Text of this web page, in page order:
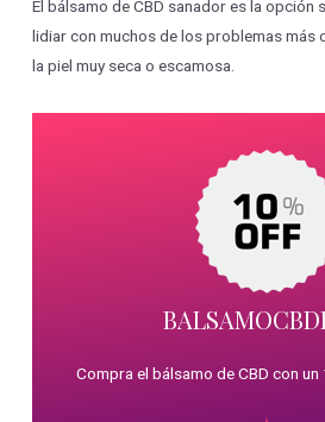
El bálsamo de CBD sanador es la opción
lidiar con muchos de los problemas más
la piel muy seca o escamosa.
Compra el bálsamo de CBD con un